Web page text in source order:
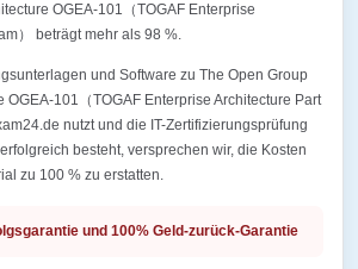
OGEA-101（TOGAF Enterprise
） beträgt mehr als 98 %.
und Software zu The Open Group
OGEA-101（TOGAF Enterprise Architecture Part
nutzt und die IT-Zertifizierungsprüfung
besteht, versprechen wir, die Kosten
zu 100 % zu erstatten.
und 100% Geld-zurück-Garantie